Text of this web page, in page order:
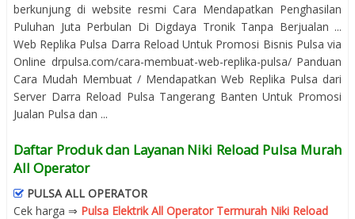
berkunjung di website resmi Cara Mendapatkan Penghasilan
Puluhan Juta Perbulan Di Digdaya Tronik Tanpa Berjualan ...
Web Replika Pulsa Darra Reload Untuk Promosi Bisnis Pulsa via
Online drpulsa.com/cara-membuat-web-replika-pulsa/ Panduan
Cara Mudah Membuat / Mendapatkan Web Replika Pulsa dari
Server Darra Reload Pulsa Tangerang Banten Untuk Promosi
Jualan Pulsa dan ...
Daftar Produk dan Layanan Niki Reload Pulsa Murah
All Operator
PULSA ALL OPERATOR
Cek harga ⇒ Pulsa Elektrik All Operator Termurah Niki Reload